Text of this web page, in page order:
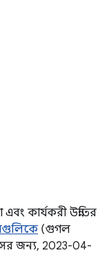
কার্যকরী উন্নতির
(গুগল
জন্য, 2023-04-